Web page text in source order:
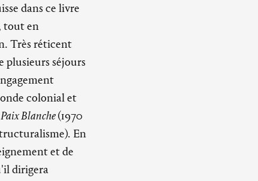
dans ce livre
tout en
Très réticent
plusieurs séjours
colonial et
Blanche(1970
En
et de
dirigera